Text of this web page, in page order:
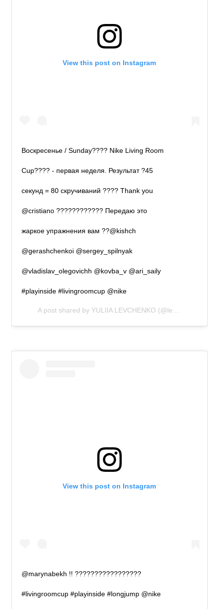
View this post on Instagram
Воскресенье / Sunday???? Nike Living Room
Cup???? - первая неделя. Результат ?45
секунд = 80 скручиваний ???? Thank you
@cristiano ???????????? Передаю это
жаркое упражнения вам ??@kishch
@gerashchenkoi @sergey_spilnyak
@vladislav_olegovichh @kovba_v @ari_saily
#playinside #livingroomcup @nike
A post shared by YULIIA LEVCHENKO (@levchenkou) on
View this post on Instagram
@marynabekh !! ?????????????????
#livingroomcup #playinside #longjump @nike